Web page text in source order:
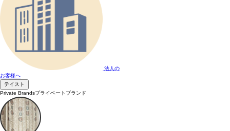
法人の
お客様へ
テイスト
Private Brandsプライベートブランド